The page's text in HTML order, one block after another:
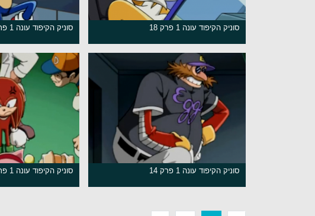
סוניק הקיפוד עונה 1 פרק 18 סוניק הקיפוד עונה 1 פרק 17
סוניק הקיפוד עונה 1 פרק 14 סוניק הקיפוד עונה 1 פרק 13